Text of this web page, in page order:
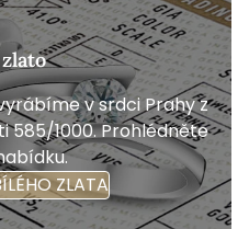
v srdci Prahy z
585/1000. Prohlédněte
ZLATA